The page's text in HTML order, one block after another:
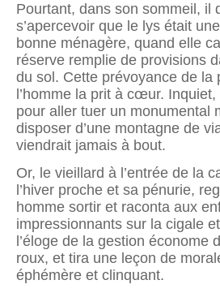
Pourtant, dans son sommeil, il
s’apercevoir que le lys était
bonne ménagère, quand elle
réserve remplie de provisions
du sol. Cette prévoyance de la
l’homme la prit à cœur. Inquiet,
pour aller tuer un monumental
disposer d’une montagne de
viendrait jamais à bout.
Or, le vieillard à l’entrée de la
l’hiver proche et sa pénurie,
homme sortir et raconta aux
impressionnants sur la cigale
l’éloge de la gestion économe
roux, et tira une leçon de
éphémère et clinquant.